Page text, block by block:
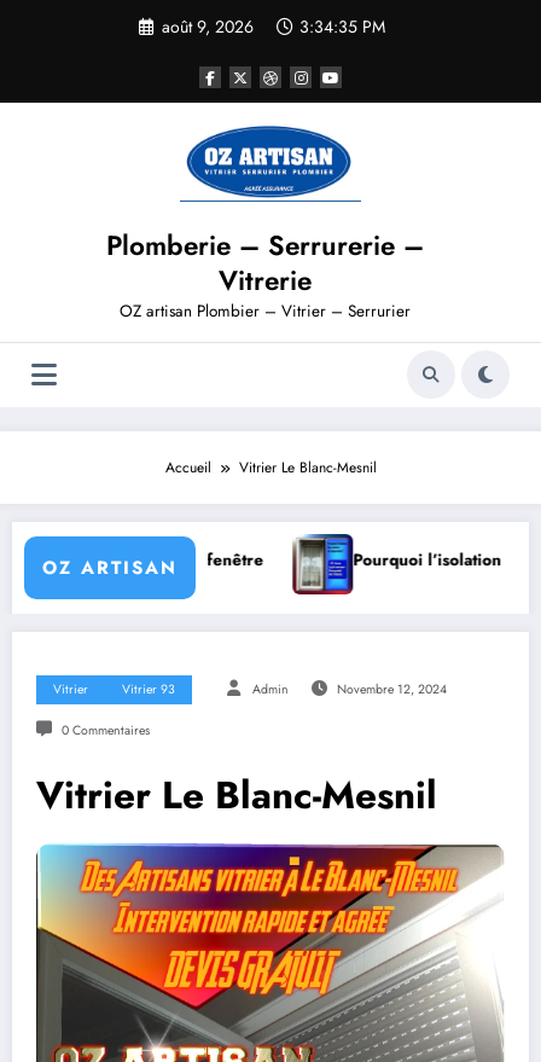
août 9, 2026 3:34:36 PM
Plomberie – Serrurerie –
Vitrerie
OZ artisan Plombier – Vitrier – Serrurier
Accueil Vitrier Le Blanc-Mesnil
OZ ARTISANPourquoi l’isolation des fenêtres est importante ?
Vitrier Vitrier 93 Admin Novembre 12, 2024
0 Commentaires
Vitrier Le Blanc-Mesnil